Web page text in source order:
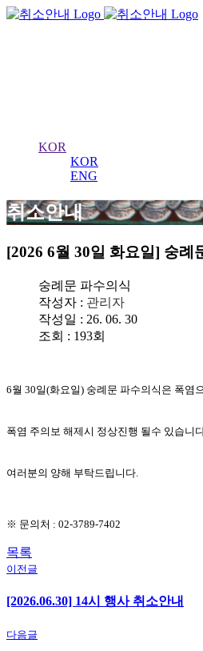
KOR
KOR
ENG
취소안내
[2026 6월 30일 화요일] 숭례
숭례문 파수의식
작성자 : 관리자
작성일 : 26. 06. 30
조회 : 193회
6월 30일(화요일) 숭례문 파수의식은 폭염
폭염 주의보 해제시 정상진행 될수 있습니
여러분의 양해 부탁드립니다
※ 문의처 : 02-3789-7402
목록
이전글
[2026.06.30] 14시 행사 취소안내
다음글